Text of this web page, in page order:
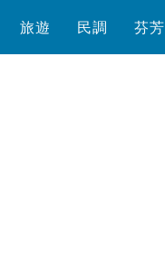
旅遊 民調 芬芳